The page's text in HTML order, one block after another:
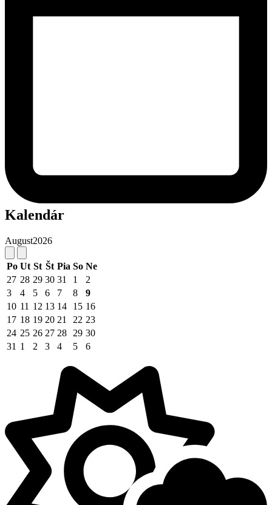
Kalendár
August2026
Po Ut St Št Pia So Ne
27 28 29 30 31 1
2
3
4 5 6 7 8
9
10 11 12 13 14 15 16
17 18 19 20 21 22 23
24 25 26 27 28 29 30
31 1 2 3 4 5 6